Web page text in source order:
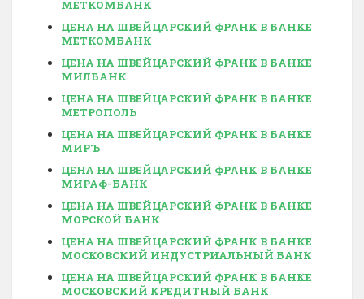
МЕТКОМБАНК
ЦЕНА НА ШВЕЙЦАРСКИЙ ФРАНК В БАНКЕ
МЕТКОМБАНК
ЦЕНА НА ШВЕЙЦАРСКИЙ ФРАНК В БАНКЕ
МИЛБАНК
ЦЕНА НА ШВЕЙЦАРСКИЙ ФРАНК В БАНКЕ
МЕТРОПОЛЬ
ЦЕНА НА ШВЕЙЦАРСКИЙ ФРАНК В БАНКЕ
МИРЪ
ЦЕНА НА ШВЕЙЦАРСКИЙ ФРАНК В БАНКЕ
МИРАФ-БАНК
ЦЕНА НА ШВЕЙЦАРСКИЙ ФРАНК В БАНКЕ
МОРСКОЙ БАНК
ЦЕНА НА ШВЕЙЦАРСКИЙ ФРАНК В БАНКЕ
МОСКОВСКИЙ ИНДУСТРИАЛЬНЫЙ БАНК
ЦЕНА НА ШВЕЙЦАРСКИЙ ФРАНК В БАНКЕ
МОСКОВСКИЙ КРЕДИТНЫЙ БАНК